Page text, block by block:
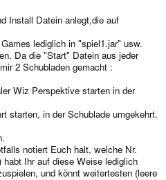
Install Datein anlegt,die auf
lediglich in "spiel1.jar" usw.
Da die "Start" Datein aus jeder
2 Schubladen gemacht :
Wiz Perspektive starten in der
starten, in der Schublade umgekehrt.
notiert Euch halt, welche Nr.
Ihr auf diese Weise lediglich
und könnt weitertesten (leere